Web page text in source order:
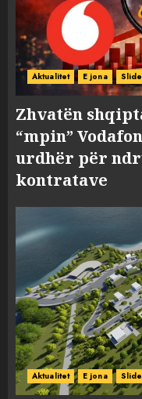
Aktualitet E jona
Zhvatën
“mpin”
urdhër për
kontratave
Aktualitet E jona